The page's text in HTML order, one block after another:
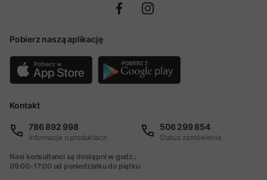
Pobierz naszą aplikację
Kontakt
786 892 998
Informacje o produktach
506 299 854
Status zamówienia
Nasi konsultanci są dostępni w godz.:
09:00-17:00 od poniedziałku do piątku